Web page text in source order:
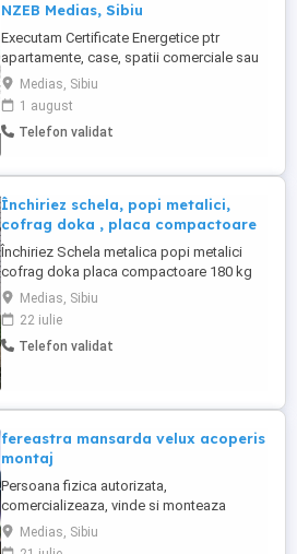
NZEB Medias, Sibiu
Executam Certificate Energetice ptr
apartamente, case, spatii comerciale sau
orice tip de cladire. Executam Audit
Energetic, studiu energetic, raport NZEB
pentru orice tip de cladire (Scoli, Spitale,
etc.), dar si pentru blocuri noi (cartiere
obligatoriu la ...
Medias, Sibiu
1 august
Telefon validat
Închiriez schela, popi metalici,
cofrag doka , placa compactoare
Închiriez Schela metalica popi metalici
cofrag doka placa compactoare 180 kg
placa compactoare 60 kg Tel inf
Medias, Sibiu
22 iulie
Telefon validat
fereastra mansarda velux acoperis
montaj
Persoana fizica autorizata,
comercializeaza, vinde si monteaza
ferestre de mansarda tip velux, fakro, etc,
monteaza orice tip de fereastra de
Medias, Sibiu